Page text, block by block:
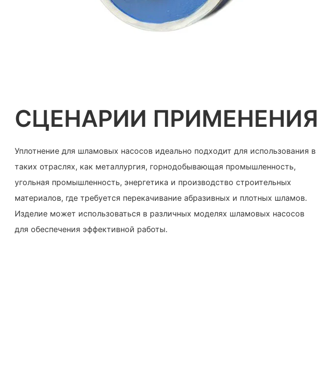
СЦЕНАРИИ ПРИМЕНЕНИЯ
Уплотнение для шламовых насосов идеально подходит для использования в
таких отраслях, как металлургия, горнодобывающая промышленность,
угольная промышленность, энергетика и производство строительных
материалов, где требуется перекачивание абразивных и плотных шламов.
Изделие может использоваться в различных моделях шламовых насосов
для обеспечения эффективной работы.